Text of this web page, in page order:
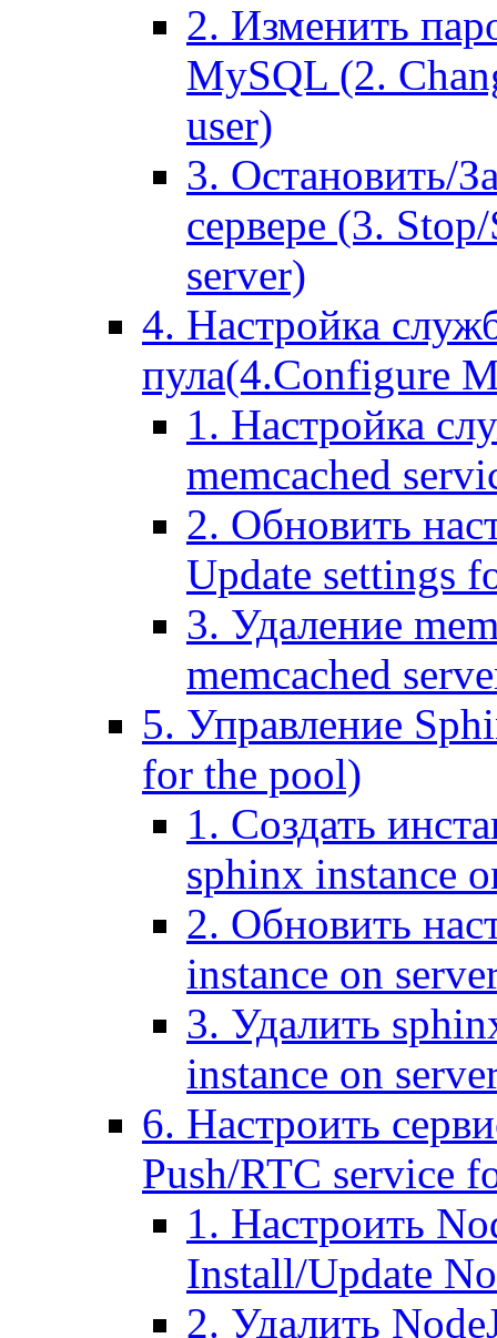
2. Изменить
MySQL (2.
user)
3. Остановить/
сервере (3.
server)
4. Настройка
пула(4.Configure
1. Настройка
memcached
2. Обновить
Update settings
3. Удаление
memcached
5. Управление
for the pool)
1. Создать
sphinx instance
2. Обновить
instance on
3. Удалить
instance on
6. Настроить
Push/RTC service
1. Настроить
Install/Update
2. Удалить